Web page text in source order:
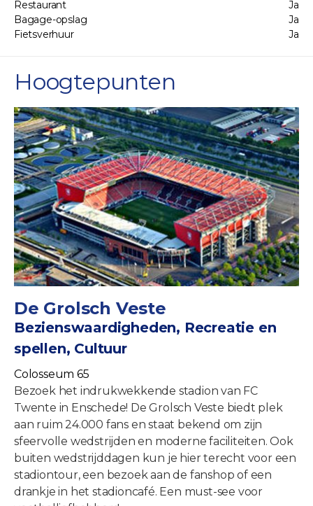
Restaurant
Ja
Bagage-opslag
Ja
Fietsverhuur
Ja
Hoogtepunten
De Grolsch Veste
Bezienswaardigheden, Recreatie en
spellen, Cultuur
Colosseum 65
Bezoek het indrukwekkende stadion van FC
Twente in Enschede! De Grolsch Veste biedt plek
aan ruim 24.000 fans en staat bekend om zijn
sfeervolle wedstrijden en moderne faciliteiten. Ook
buiten wedstrijddagen kun je hier terecht voor een
stadiontour, een bezoek aan de fanshop of een
drankje in het stadioncafé. Een must-see voor